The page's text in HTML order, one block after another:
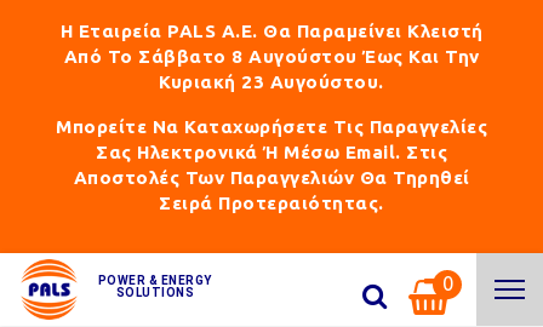
Η Εταιρεία PALS Α.Ε. Θα Παραμείνει Κλειστή
Από Το Σάββατο 8 Αυγούστου Έως Και Την
Κυριακή 23 Αυγούστου.
Μπορείτε Να Καταχωρήσετε Τις Παραγγελίες
Σας Ηλεκτρονικά Ή Μέσω Email. Στις
Αποστολές Των Παραγγελιών Θα Τηρηθεί
Σειρά Προτεραιότητας.
POWER & ENERGY
SOLUTIONS
0